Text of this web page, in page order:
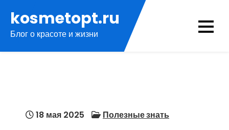
содержимому
kosmetopt.ru
Блог о красоте и жизни
18 мая 2025 Полезные знать